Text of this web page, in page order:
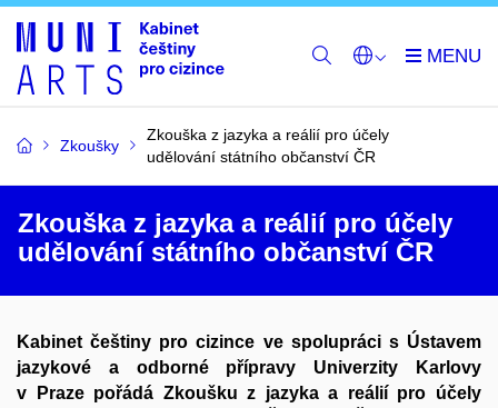
Zkoušky
Zkouška z jazyka a reálií pro účely
udělování státního občanství ČR
Zkouška z jazyka a reálií pro účely
udělování státního občanství ČR
Kabinet češtiny pro cizince ve spolupráci s Ústavem
jazykové a odborné přípravy Univerzity Karlovy
v Praze pořádá Zkoušku z jazyka a reálií pro účely